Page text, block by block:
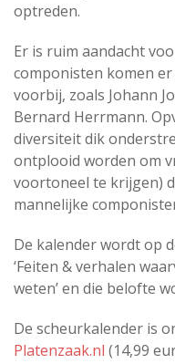
optreden.
Er is ruim aandacht
componisten komen
voorbij, zoals Johann
Bernard Herrmann.
diversiteit dik
ontplooid worden om
voortoneel te krijgen)
mannelijke
De kalender wordt op
‘Feiten & verhalen
weten’ en die belofte
De scheurkalender is
Platenzaak.nl (14,99